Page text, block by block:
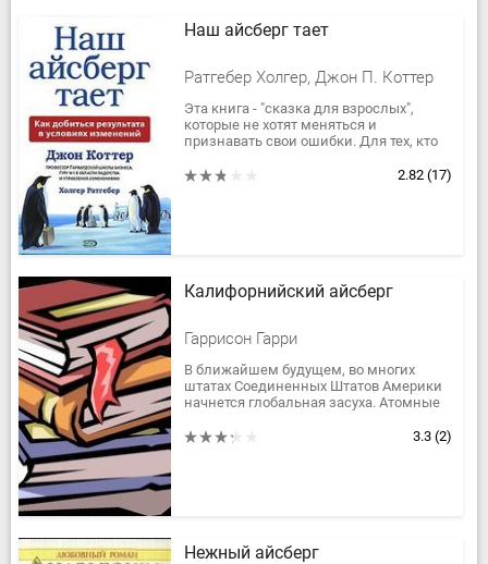
Наш айсберг тает
Ратгебер Холгер, Джон П. Коттер
Эта книга - "сказка для взрослых",
которые не хотят меняться и
признавать свои ошибки. Для тех, кто
отрицая реальное положение дел....
2.82 (17)
Калифорнийский айсберг
Гаррисон Гарри
В ближайшем будущем, во многих
штатах Соединенных Штатов Америки
начнется глобальная засуха. Атомные
тонн айсбергов из Антарктиды,...
3.3 (2)
Нежный айсберг